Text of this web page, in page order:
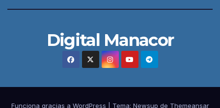
Digital Manacor
Funciona gracias a WordPress Tema: Newsup de Themeansar